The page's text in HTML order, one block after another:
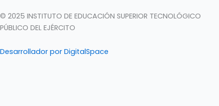
© 2025 INSTITUTO DE EDUCACIÓN SUPERIOR TECNOLÓGICO
PÚBLICO DEL EJÉRCITO
Desarrollador por DigitalSpace